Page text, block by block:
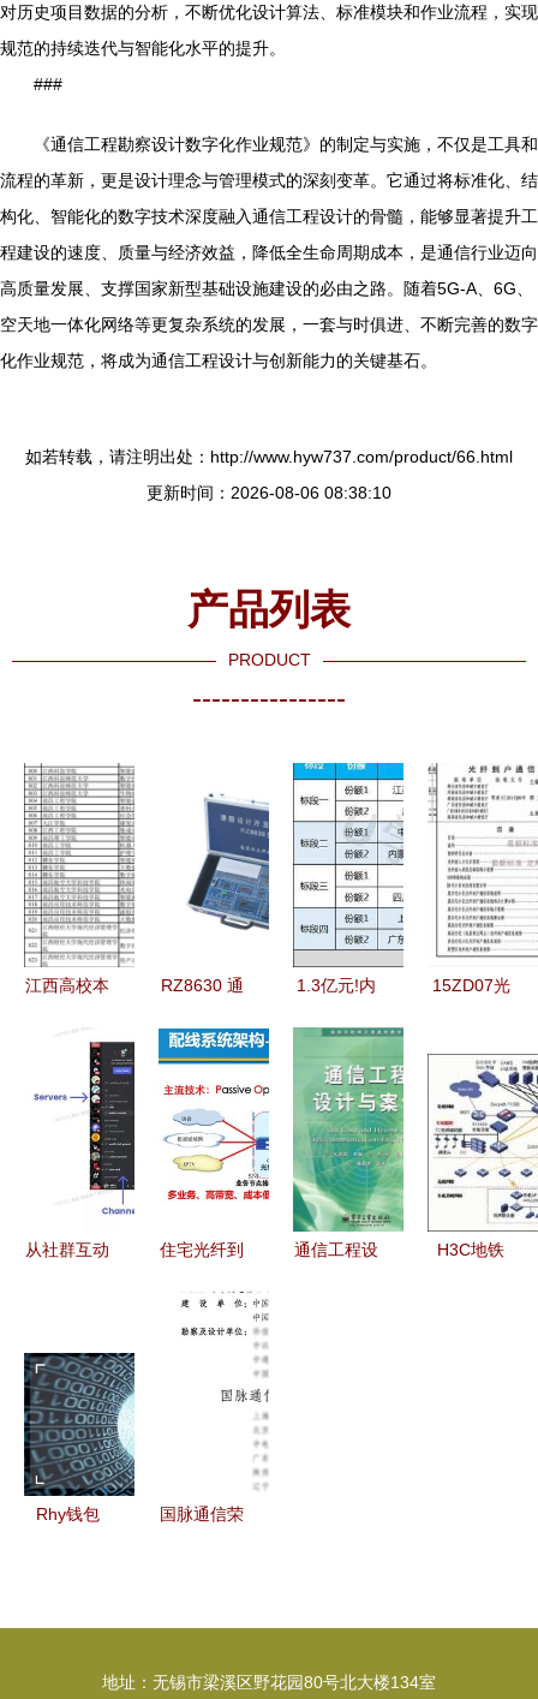
对历史项目数据的分析，不断优化设计算法、标准模块和作业流程，实现
规范的持续迭代与智能化水平的提升。
###
《通信工程勘察设计数字化作业规范》的制定与实施，不仅是工具和
流程的革新，更是设计理念与管理模式的深刻变革。它通过将标准化、结
构化、智能化的数字技术深度融入通信工程设计的骨髓，能够显著提升工
程建设的速度、质量与经济效益，降低全生命周期成本，是通信行业迈向
高质量发展、支撑国家新型基础设施建设的必由之路。随着5G-A、6G、
空天地一体化网络等更复杂系统的发展，一套与时俱进、不断完善的数字
化作业规范，将成为通信工程设计与创新能力的关键基石。
如若转载，请注明出处：http://www.hyw737.com/product/66.html
更新时间：2026-08-06 08:38:10
产品列表
PRODUCT
----------------
江西高校本
新增46个、
撤销74个，
通信工程设
计方向何去
何从？
RZ8630 通
计概述及关
键要点
1.3亿元!内
区通信工程
设计服务集
采项目开标
15ZD07光
工程图集
免费下载与
设计核心解
析
从社群互动
品的通信工
程智慧
住宅光纤到
与施工规范
通信工程设
H3C地铁
Rhy钱包
半“腰斩”之
国脉通信荣
能融合试验
地址：无锡市梁溪区野花园80号北大楼134室